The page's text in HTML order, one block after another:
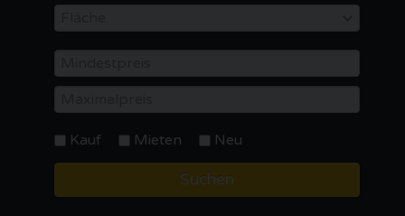
Kauf Mieten Neu